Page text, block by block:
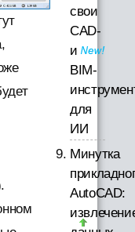
свои
CAD-
и
BIM-
для
ИИ
Минутка
AutoCAD: